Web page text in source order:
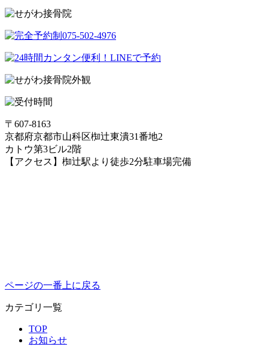
〒607-8163
京都府京都市山科区椥辻東潰31番地2
カトウ第3ビル2階
【アクセス】椥辻駅より徒歩2分駐車場完備
ページの一番上に戻る
カテゴリ一覧
TOP
お知らせ